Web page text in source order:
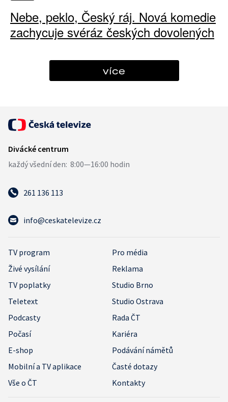
Nebe, peklo, Český ráj. Nová komedie
zachycuje svéráz českých dovolených
více
261 136 113
info@ceskatelevize.cz
TV program
Pro média
Živé vysílání
Reklama
TV poplatky
Studio Brno
Teletext
Studio Ostrava
Podcasty
Rada ČT
Počasí
Kariéra
E-shop
Podávání námětů
Mobilní a TV aplikace
Časté dotazy
Vše o ČT
Kontakty